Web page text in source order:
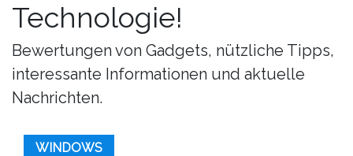
Technologie!
Bewertungen von Gadgets, nützliche Tipps,
interessante Informationen und aktuelle
Nachrichten.
WINDOWS